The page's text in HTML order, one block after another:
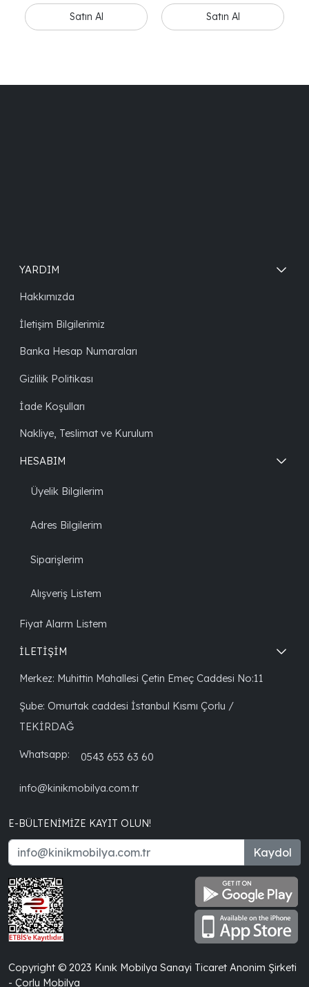
YARDIM
Hakkımızda
İletişim Bilgilerimiz
Banka Hesap Numaraları
Gizlilik Politikası
İade Koşulları
Nakliye, Teslimat ve Kurulum
HESABIM
Üyelik Bilgilerim
Adres Bilgilerim
Siparişlerim
Alışveriş Listem
Fiyat Alarm Listem
İLETİŞİM
Merkez: Muhittin Mahallesi Çetin Emeç Caddesi No:11
Şube: Omurtak caddesi İstanbul Kısmı Çorlu /
TEKİRDAĞ
Whatsapp: 0543 653 63 60
info@kinikmobilya.com.tr
E-BÜLTENIMIZE KAYIT OLUN!
Kaydol
Copyright © 2023 Kınık Mobilya Sanayi Ticaret Anonim Şirketi
- Çorlu Mobilya